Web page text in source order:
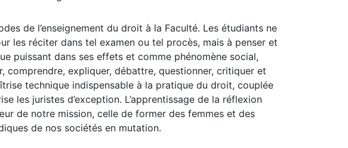
de l’enseignement du droit à la Faculté. Les étudiants ne
les réciter dans tel examen ou tel procès, mais à penser et
puissant dans ses effets et comme phénomène social,
comprendre, expliquer, débattre, questionner, critiquer et
technique indispensable à la pratique du droit, couplée
les juristes d’exception. L’apprentissage de la réflexion
de notre mission, celle de former des femmes et des
de nos sociétés en mutation.